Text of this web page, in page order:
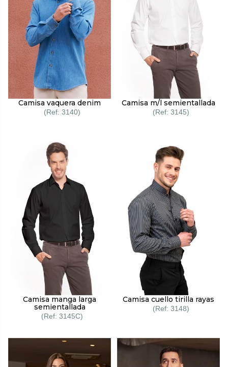
Camisa vaquera denim
3140
Camisa m/l semientallada
3145
Camisa manga larga
semientallada
3145C
Camisa cuello tirilla rayas
3148